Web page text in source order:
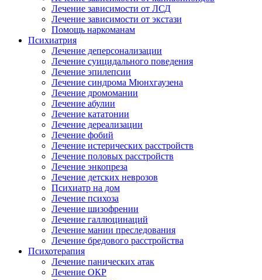
Лечение зависимости от ЛСД
Лечение зависимости от экстази
Помощь наркоманам
Психиатрия
Лечение деперсонализации
Лечение суицидального поведения
Лечение эпилепсии
Лечение синдрома Мюнхгаузена
Лечение дромомании
Лечение абулии
Лечение кататонии
Лечение дереализации
Лечение фобий
Лечение истерических расстройств
Лечение половых расстройств
Лечение энкопреза
Лечение детских неврозов
Психиатр на дом
Лечение психоза
Лечение шизофрении
Лечение галлюцинаций
Лечение мании преследования
Лечение бредового расстройства
Психотерапия
Лечение панических атак
Лечение ОКР